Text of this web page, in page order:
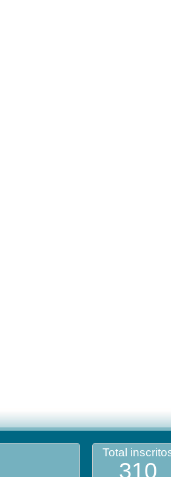
Total
310